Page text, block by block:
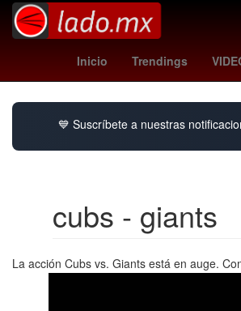
Inicio Trendings
cruzeiro - chapecoense
💙 Suscríbete a nuestras
cubs - giants
La acción Cubs vs. Giants está en auge.